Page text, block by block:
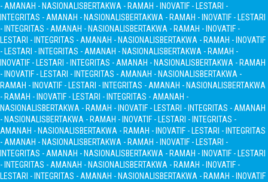
- AMANAH - NASIONALISBERTAKWA - RAMAH - INOVATIF - LESTARI -
INTEGRITAS - AMANAH - NASIONALISBERTAKWA - RAMAH - INOVATIF - LESTARI
- INTEGRITAS - AMANAH - NASIONALISBERTAKWA - RAMAH - INOVATIF -
LESTARI - INTEGRITAS - AMANAH - NASIONALISBERTAKWA - RAMAH - INOVATIF
- LESTARI - INTEGRITAS - AMANAH - NASIONALISBERTAKWA - RAMAH -
INOVATIF - LESTARI - INTEGRITAS - AMANAH - NASIONALISBERTAKWA - RAMAH
- INOVATIF - LESTARI - INTEGRITAS - AMANAH - NASIONALISBERTAKWA -
RAMAH - INOVATIF - LESTARI - INTEGRITAS - AMANAH - NASIONALISBERTAKWA
- RAMAH - INOVATIF - LESTARI - INTEGRITAS - AMANAH -
NASIONALISBERTAKWA - RAMAH - INOVATIF - LESTARI - INTEGRITAS - AMANAH
- NASIONALISBERTAKWA - RAMAH - INOVATIF - LESTARI - INTEGRITAS -
AMANAH - NASIONALISBERTAKWA - RAMAH - INOVATIF - LESTARI - INTEGRITAS
- AMANAH - NASIONALISBERTAKWA - RAMAH - INOVATIF - LESTARI -
INTEGRITAS - AMANAH - NASIONALISBERTAKWA - RAMAH - INOVATIF - LESTARI
- INTEGRITAS - AMANAH - NASIONALISBERTAKWA - RAMAH - INOVATIF -
LESTARI - INTEGRITAS - AMANAH - NASIONALISBERTAKWA - RAMAH - INOVATIF